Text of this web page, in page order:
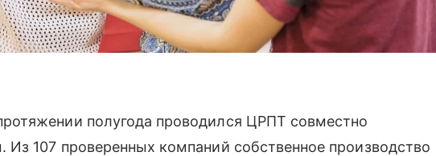
полугода проводился ЦРПТ совместно
Из 107 проверенных компаний собственное производство